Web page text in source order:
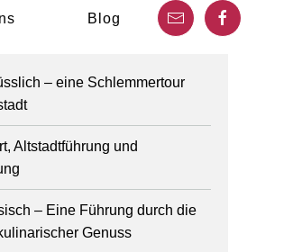
Blog
– eine Schlemmertour
Altstadtführung und
– Eine Führung durch die
Genuss